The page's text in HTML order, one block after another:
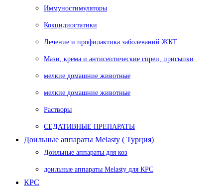
Иммуностимуляторы
Кокцидиостатики
Лечение и профилактика заболеваний ЖКТ
Мази, крема и антисептические спреи, присыпки
мелкие домашние животные
мелкие домашние животные
Растворы
СЕДАТИВНЫЕ ПРЕПАРАТЫ
Доильные аппараты Melasty ( Турция)
Доильные аппараты для коз
доильные аппараты Melasty для КРС
КРС